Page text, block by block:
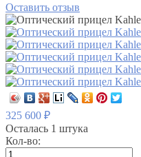
Оставить отзыв
325 600 ₽
Осталась 1 штука
Кол-во: